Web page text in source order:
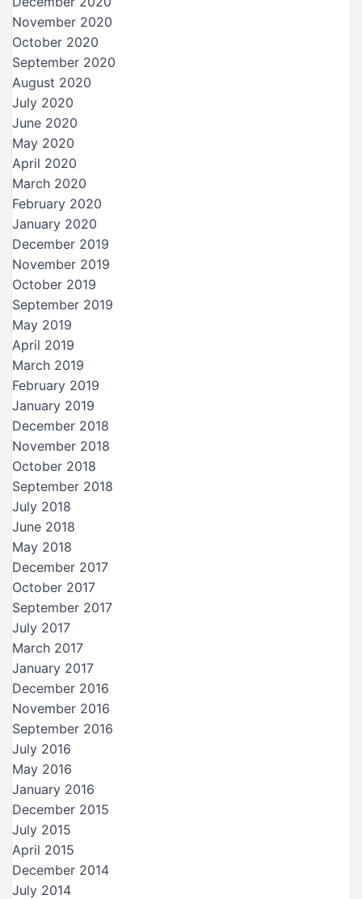
November 2020
October 2020
September 2020
August 2020
July 2020
June 2020
May 2020
April 2020
March 2020
February 2020
January 2020
December 2019
November 2019
October 2019
September 2019
May 2019
April 2019
March 2019
February 2019
January 2019
December 2018
November 2018
October 2018
September 2018
July 2018
June 2018
May 2018
December 2017
October 2017
September 2017
July 2017
March 2017
January 2017
December 2016
November 2016
September 2016
July 2016
May 2016
January 2016
December 2015
July 2015
April 2015
December 2014
July 2014